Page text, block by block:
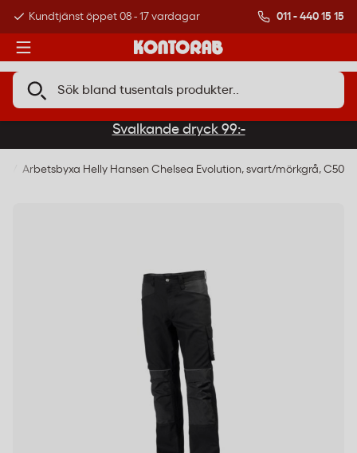
Kundtjänst öppet 08 - 17 vardagar Över 500 000
011 - 440 15 15
Svalkande dryck 99:-
Arbetsbyxa Helly Hansen Chelsea Evolution, svart/mörkgrå, C50